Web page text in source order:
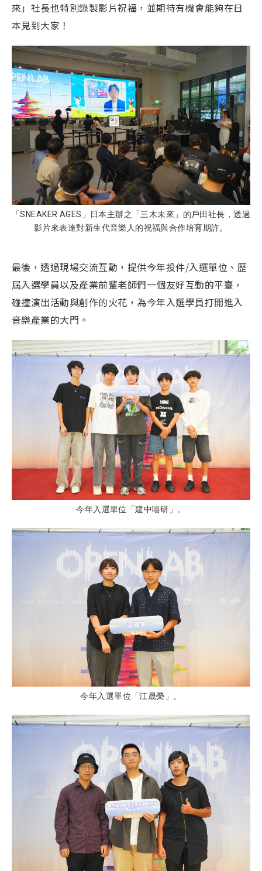
來」社長也特別錄製影片祝福，並期待有機會能夠在日
本見到大家！
「SNEAKER AGES」日本主辦之「三木未來」的戶田社長，透過
影片來表達對新生代音樂人的祝福與合作培育期許。
最後，透過現場交流互動，提供今年投件/入選單位、歷
屆入選學員以及產業前輩老師們一個友好互動的平臺，
碰撞演出活動與創作的火花，為今年入選學員打開進入
音樂產業的大門。
今年入選單位「建中嘻研」。
今年入選單位「江晟榮」。